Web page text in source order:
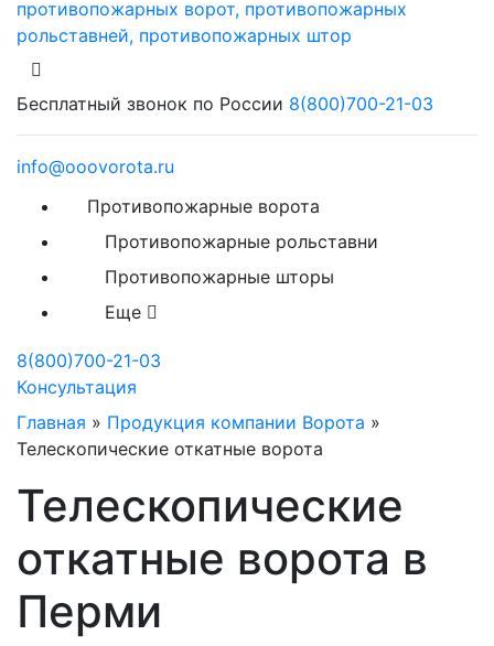
Бесплатный звонок по России 8(800)700-21-03
info@ooovorota.ru
Противопожарные ворота
Противопожарные рольставни
Противопожарные шторы
Еще
8(800)700-21-03
Консультация
Главная » Продукция компании Ворота »
Телескопические откатные ворота
Телескопические
откатные ворота в
Перми